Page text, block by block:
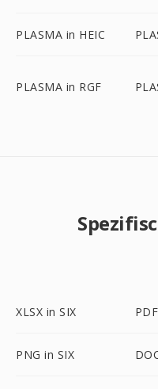
PLASMA in HEIC
PLASMA in RGF
XLSX in SIX
PNG in SIX